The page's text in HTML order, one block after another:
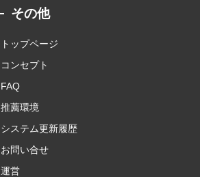
その他
トップページ
コンセプト
FAQ
推薦環境
システム更新履歴
お問い合せ
運営